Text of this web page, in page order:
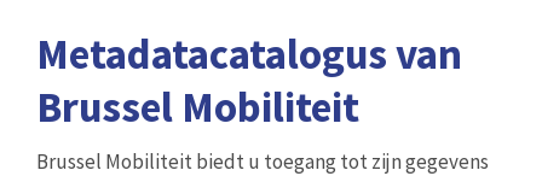
Metadatacatalogus van
Brussel Mobiliteit
Brussel Mobiliteit biedt u toegang tot zijn gegevens